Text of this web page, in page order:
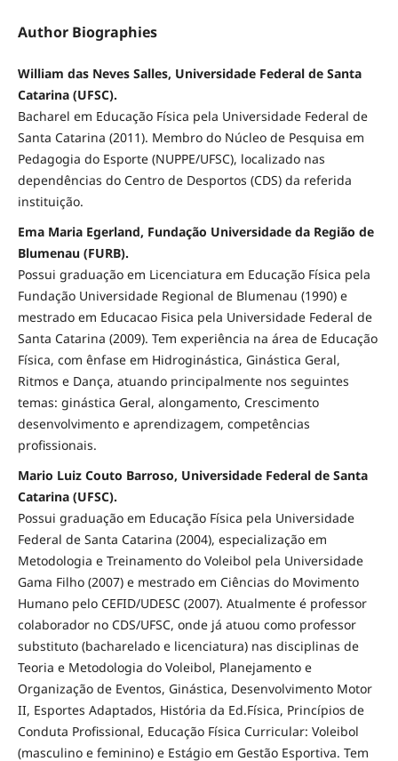
Author Biographies
William das Neves Salles, Universidade Federal de Santa
Catarina (UFSC).
Bacharel em Educação Física pela Universidade Federal de
Santa Catarina (2011). Membro do Núcleo de Pesquisa em
Pedagogia do Esporte (NUPPE/UFSC), localizado nas
dependências do Centro de Desportos (CDS) da referida
instituição.
Ema Maria Egerland, Fundação Universidade da Região de
Blumenau (FURB).
Possui graduação em Licenciatura em Educação Física pela
Fundação Universidade Regional de Blumenau (1990) e
mestrado em Educacao Fisica pela Universidade Federal de
Santa Catarina (2009). Tem experiência na área de Educação
Física, com ênfase em Hidroginástica, Ginástica Geral,
Ritmos e Dança, atuando principalmente nos seguintes
temas: ginástica Geral, alongamento, Crescimento
desenvolvimento e aprendizagem, competências
profissionais.
Mario Luiz Couto Barroso, Universidade Federal de Santa
Catarina (UFSC).
Possui graduação em Educação Física pela Universidade
Federal de Santa Catarina (2004), especialização em
Metodologia e Treinamento do Voleibol pela Universidade
Gama Filho (2007) e mestrado em Ciências do Movimento
Humano pelo CEFID/UDESC (2007). Atualmente é professor
colaborador no CDS/UFSC, onde já atuou como professor
substituto (bacharelado e licenciatura) nas disciplinas de
Teoria e Metodologia do Voleibol, Planejamento e
Organização de Eventos, Ginástica, Desenvolvimento Motor
II, Esportes Adaptados, História da Ed.Física, Princípios de
Conduta Profissional, Educação Física Curricular: Voleibol
(masculino e feminino) e Estágio em Gestão Esportiva. Tem